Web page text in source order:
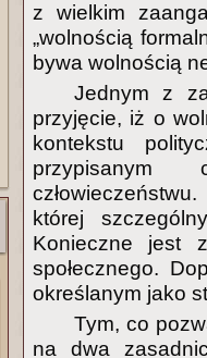
z wielkim
„wolnością
bywa wolnością
Jednym z
przyjęcie, iż o
kontekstu
przypisanym
której
Konieczne jest
społecznego.
określanym jako
Tym, co
na dwa